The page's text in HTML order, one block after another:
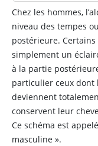
Chez les hommes,
niveau des tempes
postérieure.
simplement un
à la partie
particulier ceux dont
deviennent
conservent leur
Ce schéma est
masculine ».